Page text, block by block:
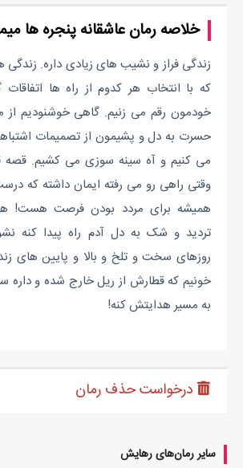
خلاصه رمان عاشقانه پنجره ها
زندگی فراز و نشیب های زیادی داره. زندگی
که با انتخاب هر کدوم از راه ها اتفاقات
خودمون رقم می زنیم. گاهی خوشنودیم از
حسرت به دل و پشیمون از تصمیمات
می کنیم و آه سینه سوزی می کشیم.
وقتی راهی رو می رفته ایمان داشته که
همیشه برای مردد بودن فرصت هست!
تردید و شک به دل آدم راه پیدا کنه
روزهای سخت و تلخ و بالا و پایین های
خونیم که قطارش از ریل خارج شده و داره
به مسیر هدایتش کنه!
سایر رمان‌های رهایش